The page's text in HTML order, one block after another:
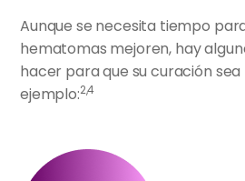
Aunque se necesita tiempo
hematomas mejoren, hay
hacer para que su curación
ejemplo:2,4